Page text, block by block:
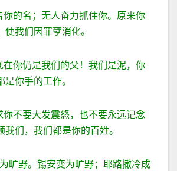
你的名；无人奋力抓住你。原来你
使我们因罪孽消化。
在你仍是我们的父！我们是泥，你
是你手的工作。
你不要大发震怒，也不要永远记念
我们，我们都是你的百姓。
旷野。锡安变为旷野；耶路撒冷成